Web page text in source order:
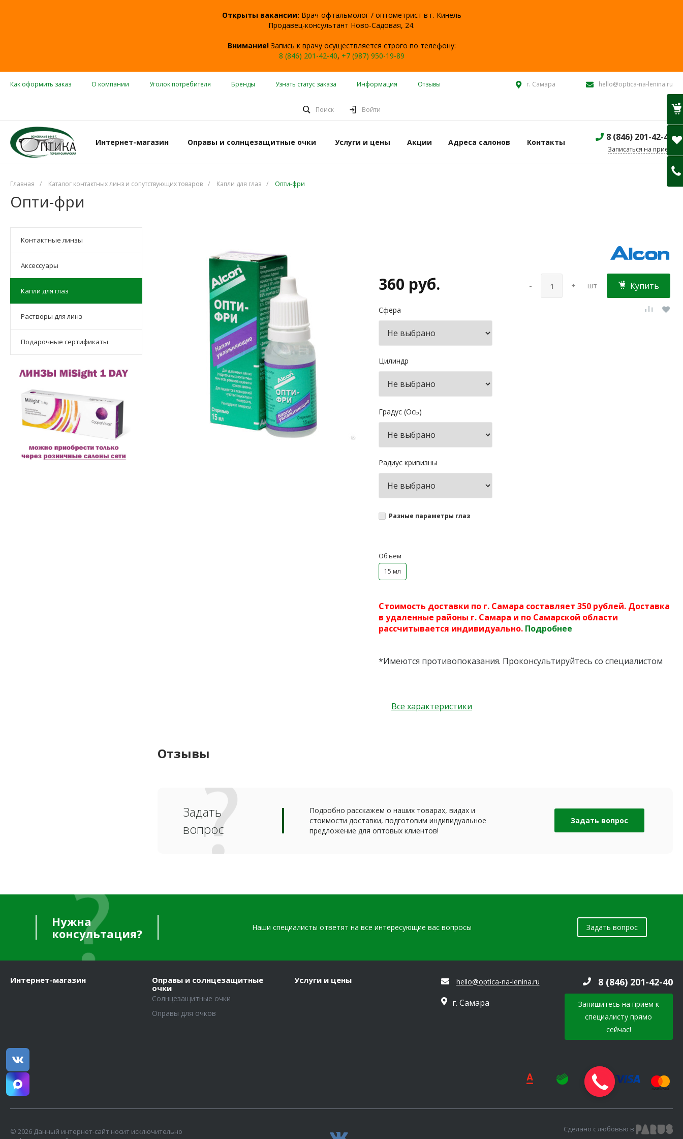
Открыты вакансии: Врач-офтальмолог / оптометрист в г. Кинель
Продавец-консультант Ново-Садовая, 24.
Внимание!Запись к врачу осуществляется строго по телефону:
8 (846) 201-42-40, +7 (987) 950-19-89
Как оформить заказ О компании Уголок потребителя Бренды Узнать статус заказа Информация Отзывы г. Самара hello@optica-na-lenina.ru
Поиск Войти
Интернет-магазин Оправы и солнцезащитные очки Услуги и цены Акции Адреса салонов Контакты 8 (846) 201-42-40
Записаться на прием
Главная / Каталог контактных линз и сопутствующих товаров / Капли для глаз / Опти-фри
Опти-фри
Контактные линзы
Аксессуары
Капли для глаз
Растворы для линз
Подарочные сертификаты
360 руб.
Сфера
Цилиндр
Градус (Ось)
Радиус кривизны
Разные параметры глаз
- + шт Купить
Объём
15 мл
Стоимость доставки по г. Самара составляет 350 рублей. Доставка
в удаленные районы г. Самара и по Самарской области
рассчитывается индивидуально. Подробнее
*Имеются противопоказания. Проконсультируйтесь со специалистом
Все характеристики
Отзывы
Задать
вопрос
Подробно расскажем о наших товарах, видах и
стоимости доставки, подготовим индивидуальное
предложение для оптовых клиентов!
Задать вопрос
Нужна
консультация?
Наши специалисты ответят на все интересующие вас вопросы Задать вопрос
Интернет-магазин
Оправы и солнцезащитные
очки
Солнцезащитные очки
Оправы для очков
Услуги и цены hello@optica-na-lenina.ru
г. Самара
8 (846) 201-42-40
Запишитесь на прием к
специалисту прямо
сейчас!
© 2026 Данный интернет-сайт носит исключительно
Сделано с любовью в